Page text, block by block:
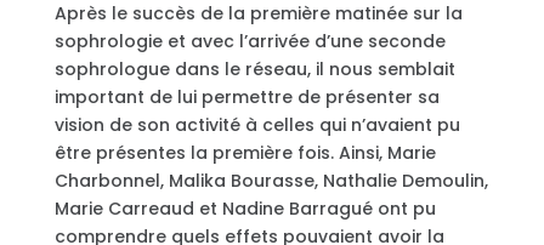
Après le succès de la première matinée sur la
sophrologie et avec l’arrivée d’une seconde
sophrologue dans le réseau, il nous semblait
important de lui permettre de présenter sa
vision de son activité à celles qui n’avaient pu
être présentes la première fois. Ainsi, Marie
Charbonnel, Malika Bourasse, Nathalie Demoulin,
Marie Carreaud et Nadine Barragué ont pu
comprendre quels effets pouvaient avoir la